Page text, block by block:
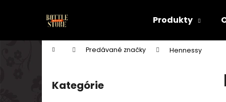
Produkty
Domov Predávané značky Hennessy
Preskočiť
kategórie
Kategórie
í
Späť
do
Späť
do